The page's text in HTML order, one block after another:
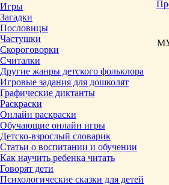
Игры
Загадки
Пословицы
Частушки
Скороговорки
Считалки
Другие жанры детского фольклора
Игровые задания для дошколят
Графические диктанты
Раскраски
Онлайн раскраски
Обучающие онлайн игры
Детско-взрослый словарик
Статьи о воспитании и обучении
Как научить ребенка читать
Говорят дети
Психологические сказки для детей